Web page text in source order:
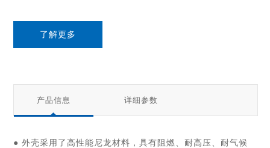
了解更多
产品信息 详细参数
● 外壳采用了高性能尼龙材料，具有阻燃、耐高压、耐气候